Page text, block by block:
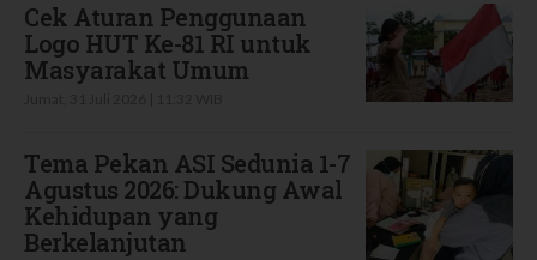
Cek Aturan Penggunaan
Logo HUT Ke-81 RI untuk
Masyarakat Umum
Tema Pekan ASI Sedunia 1-7
Agustus 2026: Dukung Awal
Kehidupan yang
Berkelanjutan